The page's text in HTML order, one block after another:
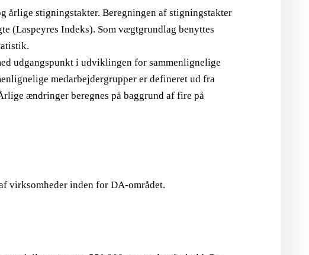
stigningstakter. Beregningen af stigningstakter
(Laspeyres Indeks). Som vægtgrundlag benyttes
udgangspunkt i udviklingen for sammenlignelige
medarbejdergrupper er defineret ud fra
ændringer beregnes på baggrund af fire på
virksomheder inden for DA-området.